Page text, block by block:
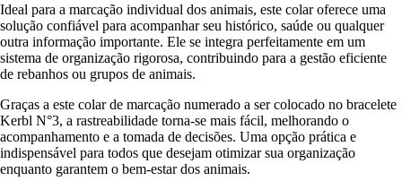
Ideal para a marcação individual dos animais, este colar oferece uma
solução confiável para acompanhar seu histórico, saúde ou qualquer
outra informação importante. Ele se integra perfeitamente em um
sistema de organização rigorosa, contribuindo para a gestão eficiente
de rebanhos ou grupos de animais.
Graças a este colar de marcação numerado a ser colocado no bracelete
Kerbl N°3, a rastreabilidade torna-se mais fácil, melhorando o
acompanhamento e a tomada de decisões. Uma opção prática e
indispensável para todos que desejam otimizar sua organização
enquanto garantem o bem-estar dos animais.